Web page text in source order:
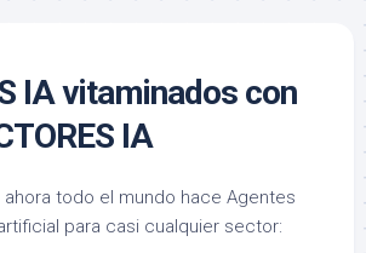
IA vitaminados con
IA
ahora todo el mundo hace Agentes
para casi cualquier sector: